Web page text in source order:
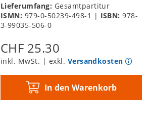
Lieferumfang: Gesamtpartitur
ISMN: 979-0-50239-498-1 | ISBN:978-
3-99035-506-0
CHF 25.30
inkl. MwSt. | exkl. Versandkosten
In den Warenkorb